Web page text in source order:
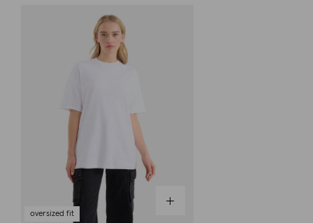
oversized fit